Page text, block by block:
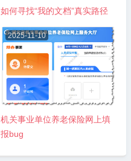
如何寻找“我的文档”真实路径
2025-11-10
机关事业单位养老保险网上填
报bug